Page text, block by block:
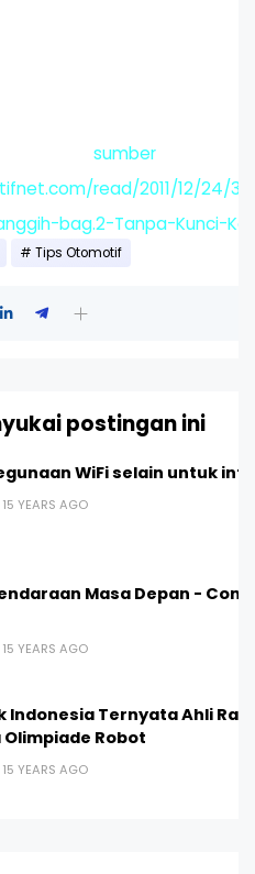
sumber
read/2011/12/24/
bag.2-Tanpa-Kunci-
Tips Otomotif
postingan ini
WiFi selain untuk
15 YEARS AGO
Masa Depan -
15 YEARS AGO
Indonesia Ternyata Ahli
Robot
15 YEARS AGO